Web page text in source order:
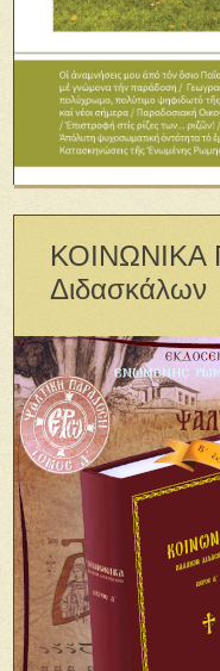
ΚΟΙΝΩΝΙΚΑ
Διδασκάλων